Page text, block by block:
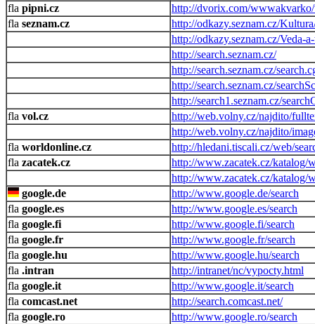
pipni.cz
http://dvorix.com/
seznam.cz
http://odkazy.seznam.cz/
http://odkazy.seznam.cz/Veda-
http://search.seznam.cz/
http://search.seznam.cz/
http://search.seznam.cz/
http://search1.seznam.cz/
vol.cz
http://web.volny.cz/najdito/
http://web.volny.cz/najdito/
worldonline.cz
http://hledani.tiscali.cz/web/
zacatek.cz
http://www.zacatek.cz/katalog/
http://www.zacatek.cz/katalog/
google.de
http://www.google.de/search
google.es
http://www.google.es/search
google.fi
http://www.google.fi/search
google.fr
http://www.google.fr/search
google.hu
http://www.google.hu/search
.intran
http://intranet/nc/vypocty.html
google.it
http://www.google.it/search
comcast.net
http://search.comcast.net/
google.ro
http://www.google.ro/search